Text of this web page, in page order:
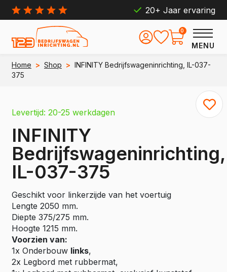
20+ Jaar ervaring
MENU
0
Home > Shop > INFINITY Bedrijfswageninrichting, IL-037-
375
Levertijd: 20-25 werkdagen
INFINITY
Bedrijfswageninrichting,
IL-037-375
Geschikt voor linkerzijde van het voertuig
Lengte 2050 mm.
Diepte 375/275 mm.
Hoogte 1215 mm.
Voorzien van:
1x Onderbouw links,
2x Legbord met rubbermat,